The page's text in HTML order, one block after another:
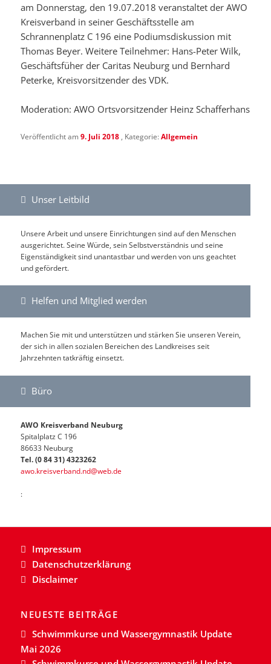
am Donnerstag, den 19.07.2018 veranstaltet der AWO
Kreisverband in seiner Geschäftsstelle am
Schrannenplatz C 196 eine Podiumsdiskussion mit
Thomas Beyer. Weitere Teilnehmer: Hans-Peter Wilk,
Geschäftsfüher der Caritas Neuburg und Bernhard
Peterke, Kreisvorsitzender des VDK.
Moderation: AWO Ortsvorsitzender Heinz Schafferhans
Veröffentlicht am9. Juli 2018 , Kategorie:Allgemein
Unser Leitbild
Unsere Arbeit und unsere Einrichtungen sind auf den Menschen
ausgerichtet. Seine Würde, sein Selbstverständnis und seine
Eigenständigkeit sind unantastbar und werden von uns geachtet
und gefördert.
Helfen und Mitglied werden
Machen Sie mit und unterstützen und stärken Sie unseren Verein,
der sich in allen sozialen Bereichen des Landkreises seit
Jahrzehnten tatkräftig einsetzt.
Büro
AWO Kreisverband Neuburg
Spitalplatz C 196
86633 Neuburg
Tel. (0 84 31) 4323262
awo.kreisverband.nd@web.de
:
Impressum
Datenschutzerklärung
Disclaimer
NEUESTE BEITRÄGE
Schwimmkurse und Wassergymnastik Update
Mai 2026